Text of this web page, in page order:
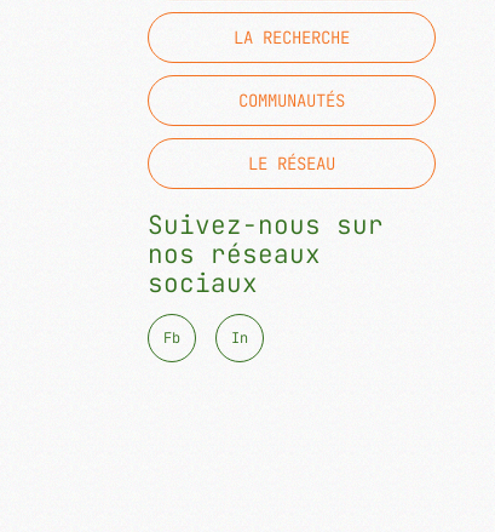
LA RECHERCHE
COMMUNAUTÉS
LE RÉSEAU
Suivez-nous sur
nos réseaux
sociaux
Fb In